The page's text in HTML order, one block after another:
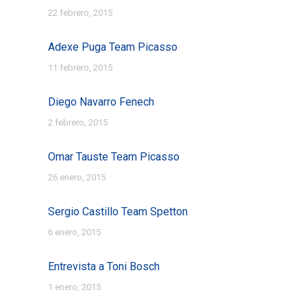
22 febrero, 2015
Adexe Puga Team Picasso
11 febrero, 2015
Diego Navarro Fenech
2 febrero, 2015
Omar Tauste Team Picasso
26 enero, 2015
Sergio Castillo Team Spetton
6 enero, 2015
Entrevista a Toni Bosch
1 enero, 2015